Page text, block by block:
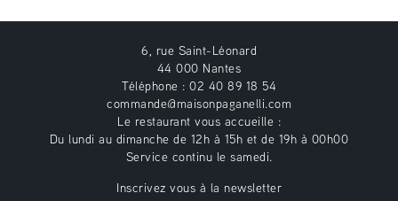
6, rue Saint-Léonard
44 000 Nantes
Téléphone : 02 40 89 18 54
commande@maisonpaganelli.com
Le restaurant vous accueille :
Du lundi au dimanche de 12h à 15h et de 19h à 00h00
Service continu le samedi.
Inscrivez vous à la newsletter